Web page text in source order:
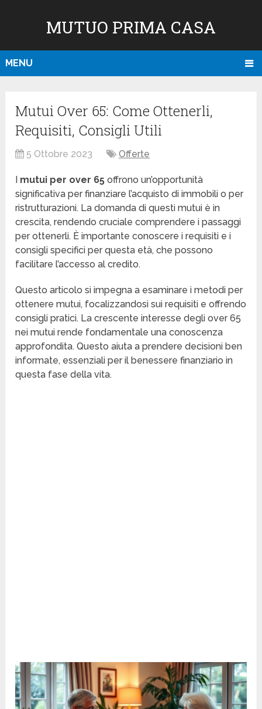
MUTUO PRIMA CASA
MENU
Mutui Over 65: Come Ottenerli,
Requisiti, Consigli Utili
5 Ottobre 2023 Offerte
mutui per over 65 offrono un’opportunità
significativa per finanziare l’acquisto di immobili o per
ristrutturazioni. La domanda di questi mutui è in
crescita, rendendo cruciale comprendere i passaggi
per ottenerli. È importante conoscere i requisiti e i
consigli specifici per questa età, che possono
facilitare l’accesso al credito.
Questo articolo si impegna a esaminare i metodi per
ottenere mutui, focalizzandosi sui requisiti e offrendo
consigli pratici. La crescente interesse degli over 65
nei mutui rende fondamentale una conoscenza
approfondita. Questo aiuta a prendere decisioni ben
informate, essenziali per il benessere finanziario in
questa fase della vita.